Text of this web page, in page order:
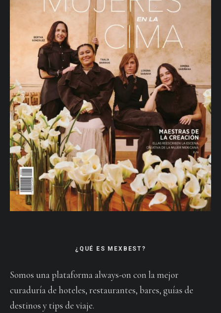
¿QUÉ ES MEXBEST?
Somos una plataforma always-on con la mejor
curaduría de hoteles, restaurantes, bares, guías de
destinos y tips de viaje.